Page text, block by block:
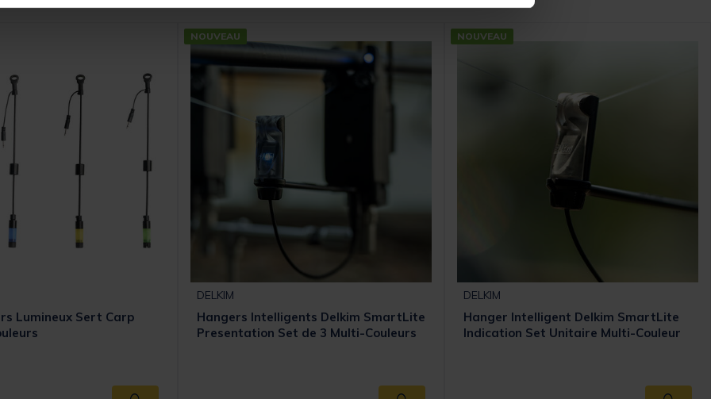
Lumineux Sert Carp
NOUVEAU
DELKIM
Hangers Intelligents Delkim SmartLite
Presentation Set de 3 Multi-Couleurs
NOUVEAU
DELKIM
Hanger Intelligent Delkim SmartLite
Indication Set Unitaire Multi-Couleur